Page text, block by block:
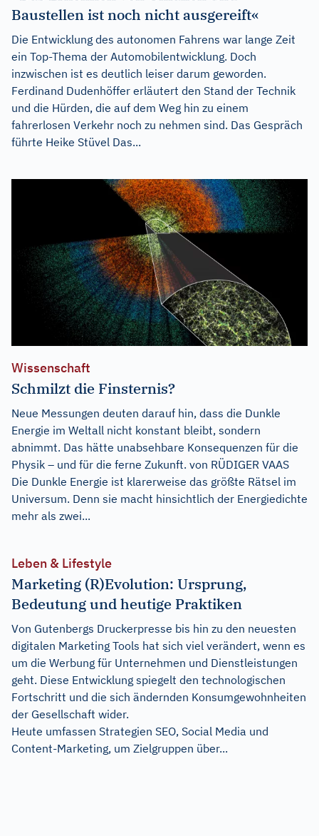
Baustellen ist noch nicht ausgereift«
Die Entwicklung des autonomen Fahrens war lange Zeit
ein Top-Thema der Automobilentwicklung. Doch
inzwischen ist es deutlich leiser darum geworden.
Ferdinand Dudenhöffer erläutert den Stand der Technik
und die Hürden, die auf dem Weg hin zu einem
fahrerlosen Verkehr noch zu nehmen sind. Das Gespräch
führte Heike Stüvel Das...
Wissenschaft
Schmilzt die Finsternis?
Neue Messungen deuten darauf hin, dass die Dunkle
Energie im Weltall nicht konstant bleibt, sondern
abnimmt. Das hätte unabsehbare Konsequenzen für die
Physik – und für die ferne Zukunft. von RÜDIGER VAAS
Die Dunkle Energie ist klarerweise das größte Rätsel im
Universum. Denn sie macht hinsichtlich der Energiedichte
mehr als zwei...
Leben & Lifestyle
Marketing (R)Evolution: Ursprung,
Bedeutung und heutige Praktiken
Von Gutenbergs Druckerpresse bis hin zu den neuesten
digitalen Marketing Tools hat sich viel verändert, wenn es
um die Werbung für Unternehmen und Dienstleistungen
geht. Diese Entwicklung spiegelt den technologischen
Fortschritt und die sich ändernden Konsumgewohnheiten
der Gesellschaft wider.
Heute umfassen Strategien SEO, Social Media und
Content-Marketing, um Zielgruppen über...